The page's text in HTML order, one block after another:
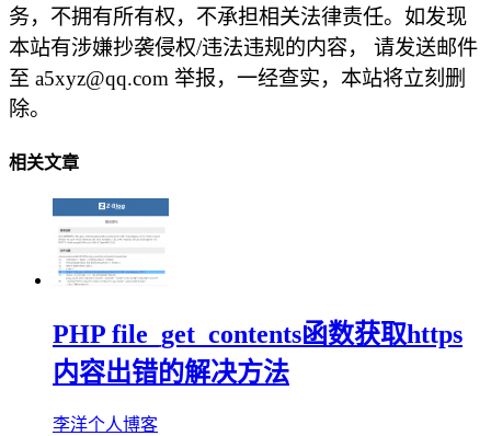
务，不拥有所有权，不承担相关法律责任。如发现
本站有涉嫌抄袭侵权/违法违规的内容， 请发送邮件
至 a5xyz@qq.com 举报，一经查实，本站将立刻删
除。
相关文章
PHP file_get_contents函数获取https
内容出错的解决方法
李洋个人博客